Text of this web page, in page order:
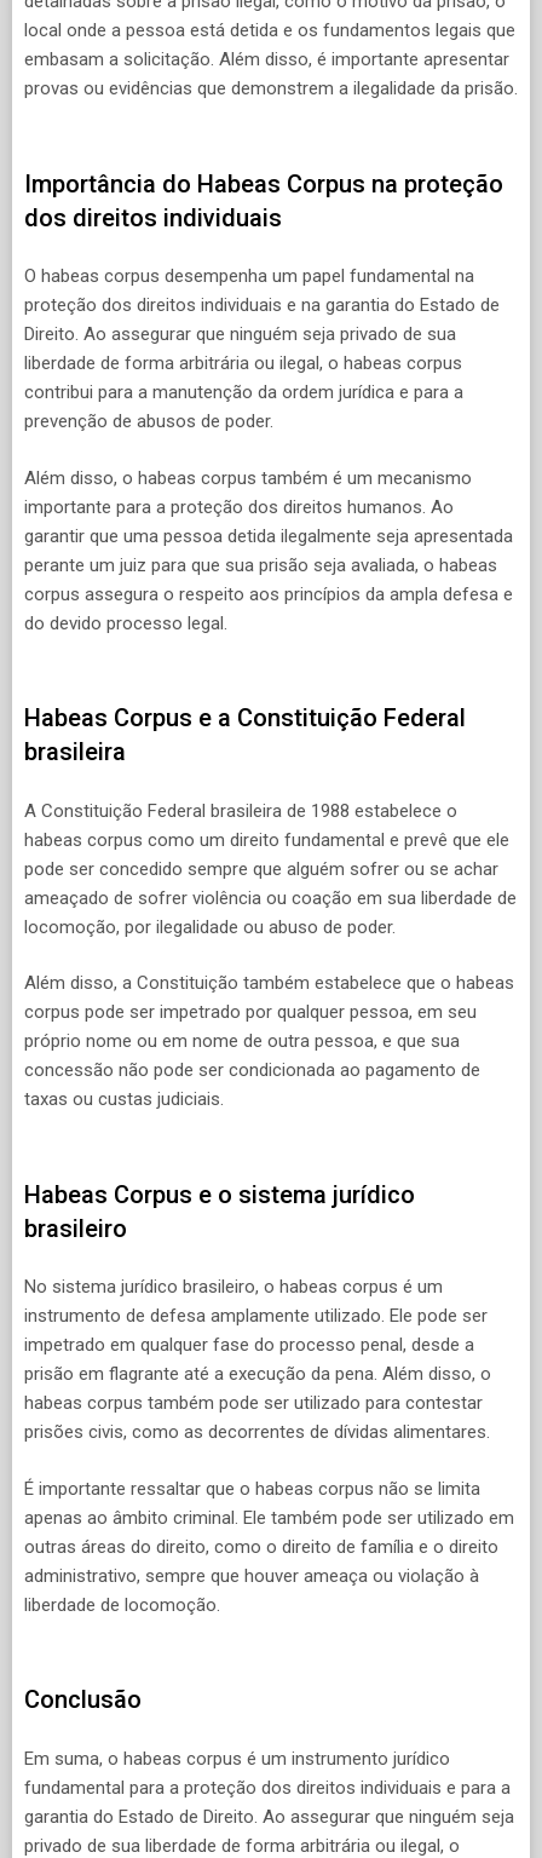
local onde a pessoa está detida e os fundamentos legais que
embasam a solicitação. Além disso, é importante apresentar
provas ou evidências que demonstrem a ilegalidade da prisão.
Importância do Habeas Corpus na proteção
dos direitos individuais
O habeas corpus desempenha um papel fundamental na
proteção dos direitos individuais e na garantia do Estado de
Direito. Ao assegurar que ninguém seja privado de sua
liberdade de forma arbitrária ou ilegal, o habeas corpus
contribui para a manutenção da ordem jurídica e para a
prevenção de abusos de poder.
Além disso, o habeas corpus também é um mecanismo
importante para a proteção dos direitos humanos. Ao
garantir que uma pessoa detida ilegalmente seja apresentada
perante um juiz para que sua prisão seja avaliada, o habeas
corpus assegura o respeito aos princípios da ampla defesa e
do devido processo legal.
Habeas Corpus e a Constituição Federal
brasileira
A Constituição Federal brasileira de 1988 estabelece o
habeas corpus como um direito fundamental e prevê que ele
pode ser concedido sempre que alguém sofrer ou se achar
ameaçado de sofrer violência ou coação em sua liberdade de
locomoção, por ilegalidade ou abuso de poder.
Além disso, a Constituição também estabelece que o habeas
corpus pode ser impetrado por qualquer pessoa, em seu
próprio nome ou em nome de outra pessoa, e que sua
concessão não pode ser condicionada ao pagamento de
taxas ou custas judiciais.
Habeas Corpus e o sistema jurídico
brasileiro
No sistema jurídico brasileiro, o habeas corpus é um
instrumento de defesa amplamente utilizado. Ele pode ser
impetrado em qualquer fase do processo penal, desde a
prisão em flagrante até a execução da pena. Além disso, o
habeas corpus também pode ser utilizado para contestar
prisões civis, como as decorrentes de dívidas alimentares.
É importante ressaltar que o habeas corpus não se limita
apenas ao âmbito criminal. Ele também pode ser utilizado em
outras áreas do direito, como o direito de família e o direito
administrativo, sempre que houver ameaça ou violação à
liberdade de locomoção.
Conclusão
Em suma, o habeas corpus é um instrumento jurídico
fundamental para a proteção dos direitos individuais e para a
garantia do Estado de Direito. Ao assegurar que ninguém seja
privado de sua liberdade de forma arbitrária ou ilegal, o